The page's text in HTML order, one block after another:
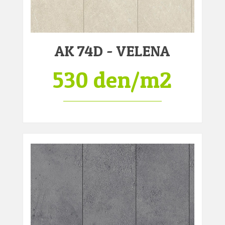
AK 74D - VELENA
530 den/m2